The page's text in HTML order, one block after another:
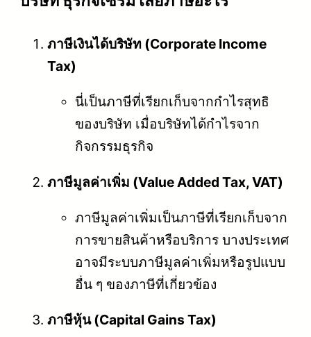
ภาษีเงินได้บริษัท (Corporate Income
Tax)
นี่เป็นภาษีที่เรียกเก็บจากกำไรสุทธิ
ของบริษัท เมื่อบริษัทได้กำไรจาก
กิจกรรมธุรกิจ
ภาษีมูลค่าเพิ่ม (Value Added Tax, VAT)
ภาษีมูลค่าเพิ่มเป็นภาษีที่เรียกเก็บจาก
การขายสินค้าหรือบริการ บางประเทศ
อาจมีระบบภาษีมูลค่าเพิ่มหรือรูปแบบ
อื่น ๆ ของภาษีที่เกี่ยวข้อง
ภาษีหุ้น (Capital Gains Tax)